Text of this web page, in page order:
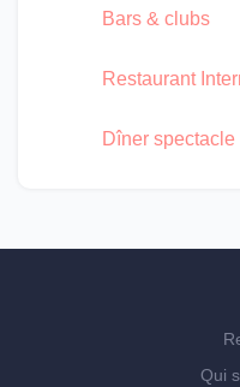
Bars & clubs
Restaurant
Dîner spectacle
Qui